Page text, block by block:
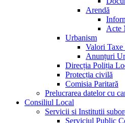
Arendă
Acte
Urbanism
Valori
Anunțuri
Direcția Poliția
Protecția civilă
Comisia Paritară
Prelucrarea datelor cu
Consiliul Local
Servicii si Institutii
Serviciul Public